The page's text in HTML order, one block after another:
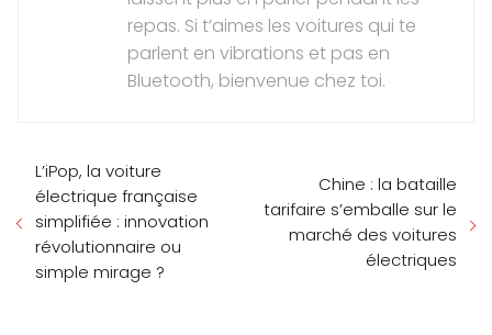
repas. Si t’aimes les voitures qui te
parlent en vibrations et pas en
Bluetooth, bienvenue chez toi.
L’iPop, la voiture
électrique française
simplifiée : innovation
révolutionnaire ou
simple mirage ?
Chine : la bataille
tarifaire s’emballe sur le
marché des voitures
électriques